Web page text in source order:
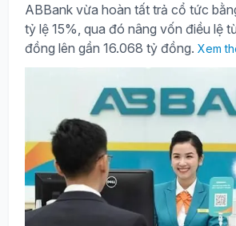
ABBank vừa hoàn tất trả cổ tức
tỷ lệ 15%, qua đó nâng vốn điều lệ
đồng lên gần 16.068 tỷ đồng. Xem